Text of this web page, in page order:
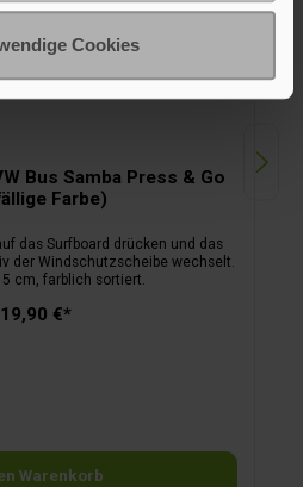
Cookies
Bus Samba Press & Go
Farbe)
das Surfboard drücken und das
der Windschutzscheibe wechselt.
cm, farblich sortiert.
19,90 €*
Warenkorb